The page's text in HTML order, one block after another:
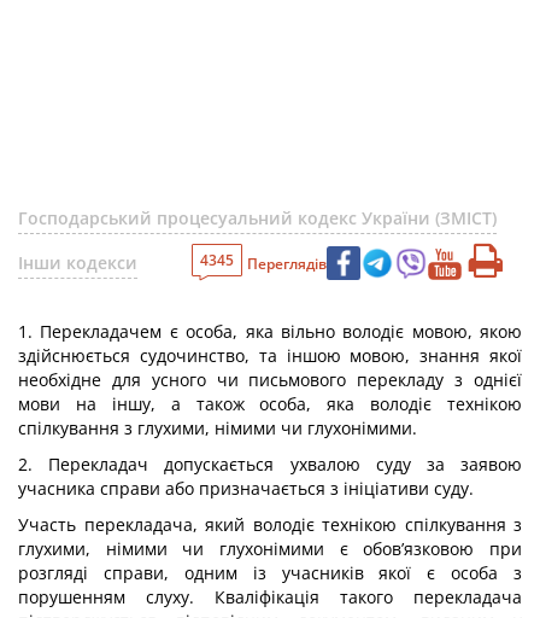
Господарський процесуальний кодекс України (ЗМІСТ)
Інши кодекси
4345 Переглядів
1. Перекладачем є особа, яка вільно володіє мовою, якою
здійснюється судочинство, та іншою мовою, знання якої
необхідне для усного чи письмового перекладу з однієї
мови на іншу, а також особа, яка володіє технікою
спілкування з глухими, німими чи глухонімими.
2. Перекладач допускається ухвалою суду за заявою
учасника справи або призначається з ініціативи суду.
Участь перекладача, який володіє технікою спілкування з
глухими, німими чи глухонімими є обов’язковою при
розгляді справи, одним із учасників якої є особа з
порушенням слуху. Кваліфікація такого перекладача